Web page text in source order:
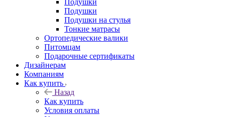
Подушки
Подушки
Подушки на стулья
Тонкие матрасы
Ортопедические валики
Питомцам
Подарочные сертификаты
Дизайнерам
Компаниям
Как купить
Назад
Как купить
Условия оплаты